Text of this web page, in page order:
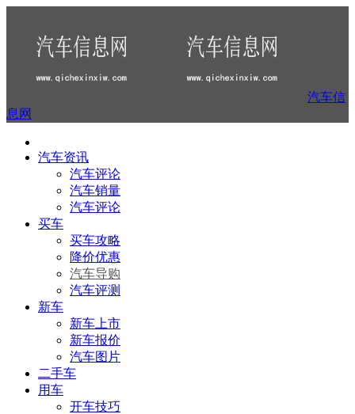
汽车信
息网
汽车资讯
汽车评论
汽车销量
汽车评论
买车
买车攻略
降价优惠
汽车导购
汽车评测
新车
新车上市
新车报价
汽车图片
二手车
用车
开车技巧